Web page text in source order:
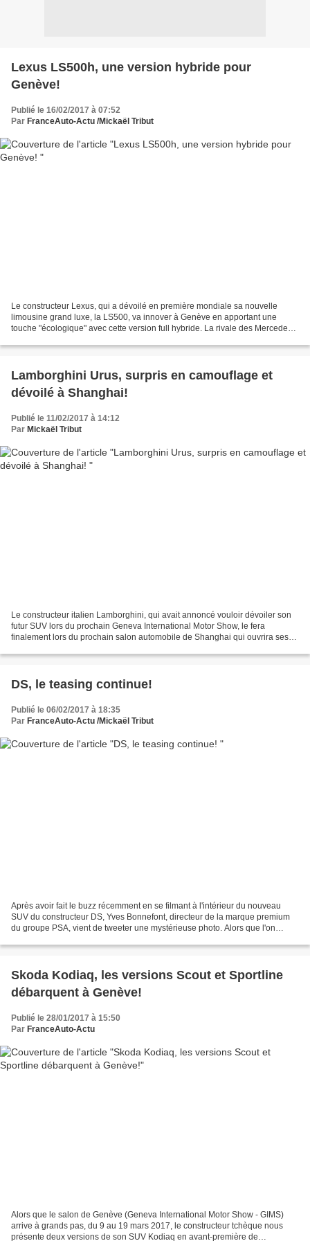
Lexus LS500h, une version hybride pour
Genève!
Publié le 16/02/2017 à 07:52
Par FranceAuto-Actu /Mickaël Tribut
Le constructeur Lexus, qui a dévoilé en première mondiale sa nouvelle
limousine grand luxe, la LS500, va innover à Genève en apportant une
touche "écologique" avec cette version full hybride. La rivale des Mercedes
Lamborghini Urus, surpris en camouflage et
dévoilé à Shanghai!
Publié le 11/02/2017 à 14:12
Par Mickaël Tribut
Le constructeur italien Lamborghini, qui avait annoncé vouloir dévoiler son
futur SUV lors du prochain Geneva International Motor Show, le fera
finalement lors du prochain salon automobile de Shanghai qui ouvrira ses
DS, le teasing continue!
Publié le 06/02/2017 à 18:35
Par FranceAuto-Actu /Mickaël Tribut
Après avoir fait le buzz récemment en se filmant à l'intérieur du nouveau
SUV du constructeur DS, Yves Bonnefont, directeur de la marque premium
du groupe PSA, vient de tweeter une mystérieuse photo. Alors que l'on
Skoda Kodiaq, les versions Scout et Sportline
débarquent à Genève!
Publié le 28/01/2017 à 15:50
Par FranceAuto-Actu
Alors que le salon de Genève (Geneva International Motor Show - GIMS)
arrive à grands pas, du 9 au 19 mars 2017, le constructeur tchèque nous
présente deux versions de son SUV Kodiaq en avant-première de